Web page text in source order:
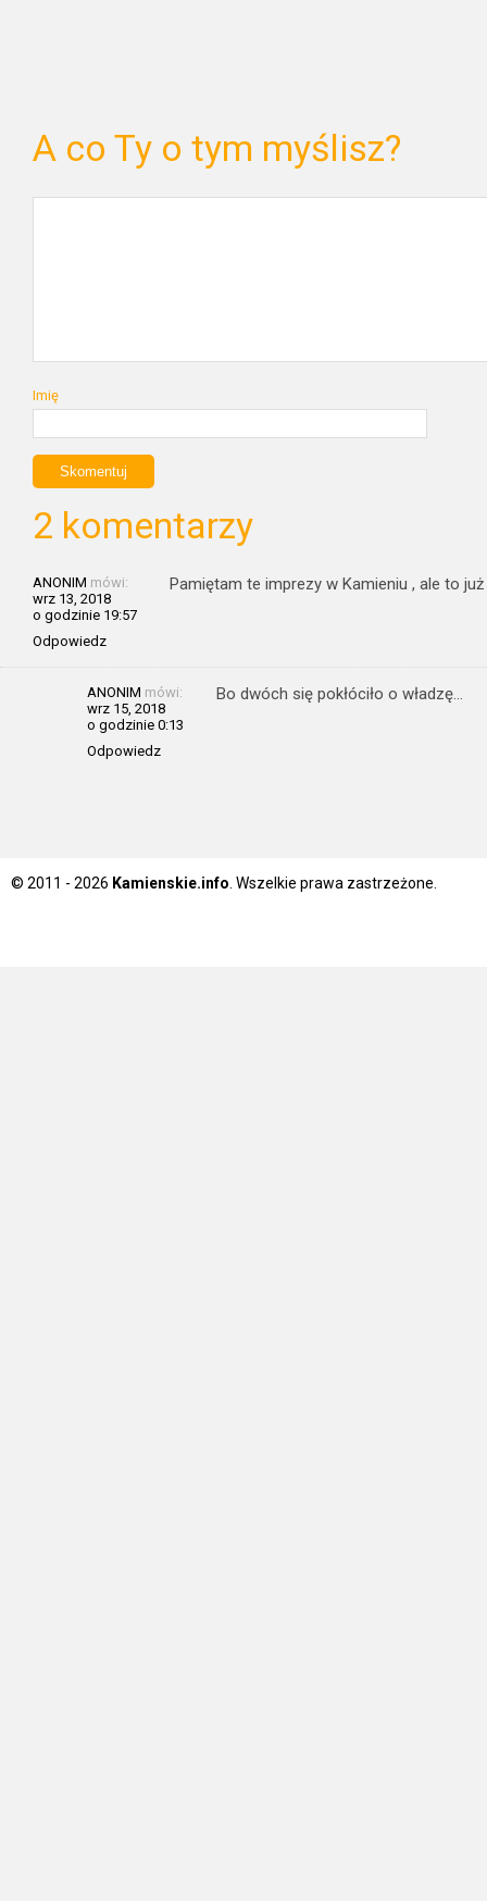
A co Ty o tym myślisz?
Imię
2 komentarzy
ANONIM mówi:
wrz 13, 2018
o godzinie 19:57
Odpowiedz
Pamiętam te imprezy w Kamieniu , ale to
ANONIM mówi:
wrz 15, 2018
o godzinie 0:13
Odpowiedz
Bo dwóch się pokłóciło o władzę…
© 2011 - 2026 Kamienskie.info . Wszelkie prawa zastrzeżone.